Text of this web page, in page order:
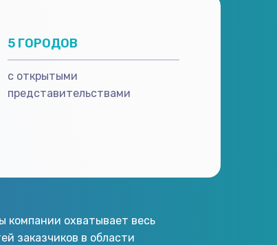
5 ГОРОДОВ
с открытыми
представительствами
компании охватывает весь
заказчиков в области